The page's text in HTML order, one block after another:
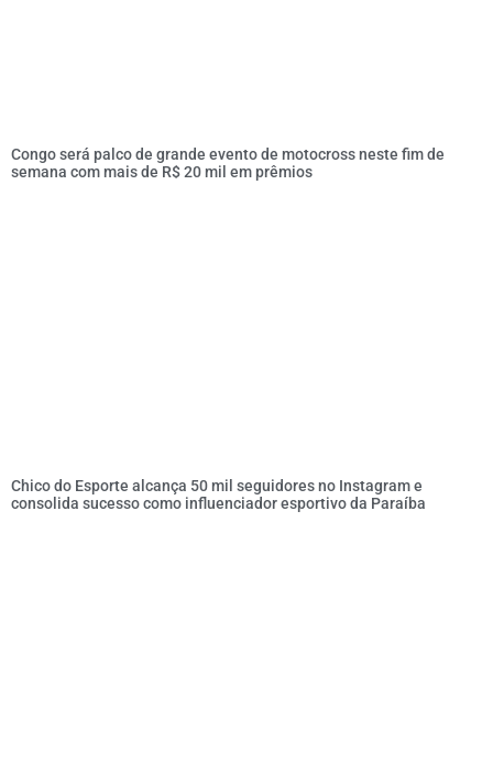
Congo será palco de grande evento de motocross neste fim de
semana com mais de R$ 20 mil em prêmios
Chico do Esporte alcança 50 mil seguidores no Instagram e
consolida sucesso como influenciador esportivo da Paraíba